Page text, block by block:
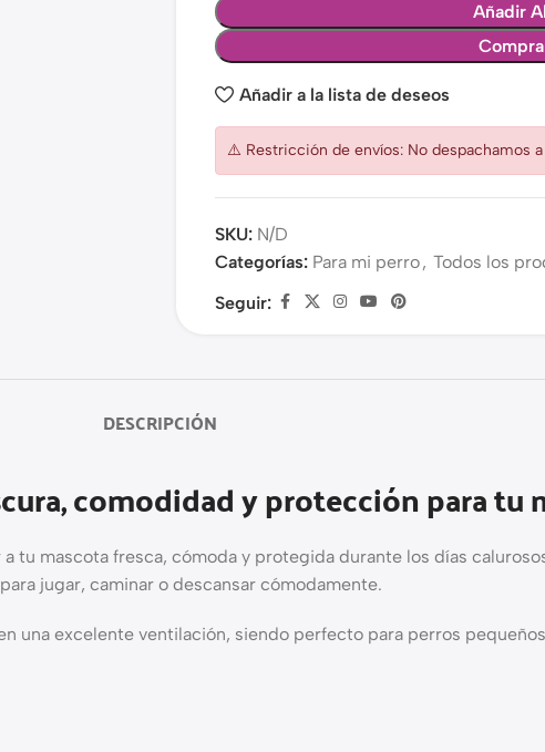
Añadir
Añadir a la lista de deseos
⚠️ Restricción de envíos: No despachamos
SKU: N/D
Categorías: Para mi perro, Todos los
Seguir:
DESCRIPCIÓN
comodidad y protección para tu
tu mascota fresca, cómoda y protegida durante los días
jugar, caminar o descansar cómodamente.
una excelente ventilación, siendo perfecto para perros